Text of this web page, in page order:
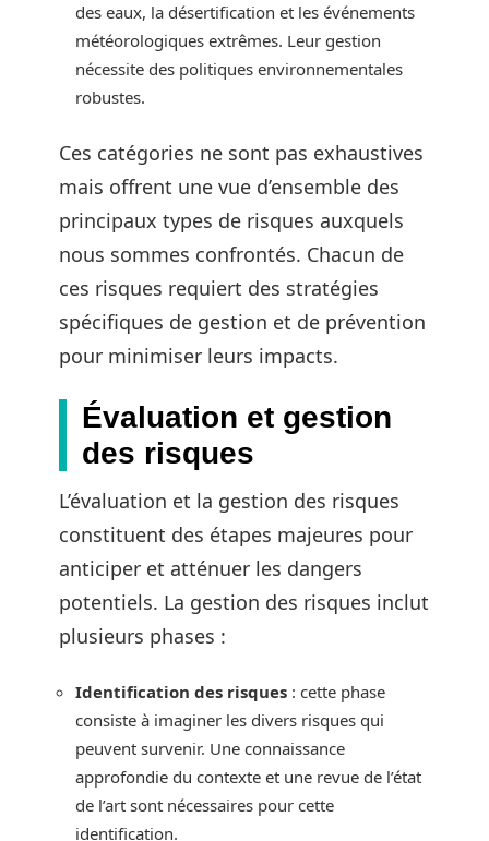
des eaux, la désertification et les événements
météorologiques extrêmes. Leur gestion
nécessite des politiques environnementales
robustes.
Ces catégories ne sont pas exhaustives
mais offrent une vue d’ensemble des
principaux types de risques auxquels
nous sommes confrontés. Chacun de
ces risques requiert des stratégies
spécifiques de gestion et de prévention
pour minimiser leurs impacts.
Évaluation et gestion
des risques
L’évaluation et la gestion des risques
constituent des étapes majeures pour
anticiper et atténuer les dangers
potentiels. La gestion des risques inclut
plusieurs phases :
Identification des risques : cette phase
consiste à imaginer les divers risques qui
peuvent survenir. Une connaissance
approfondie du contexte et une revue de l’état
de l’art sont nécessaires pour cette
identification.